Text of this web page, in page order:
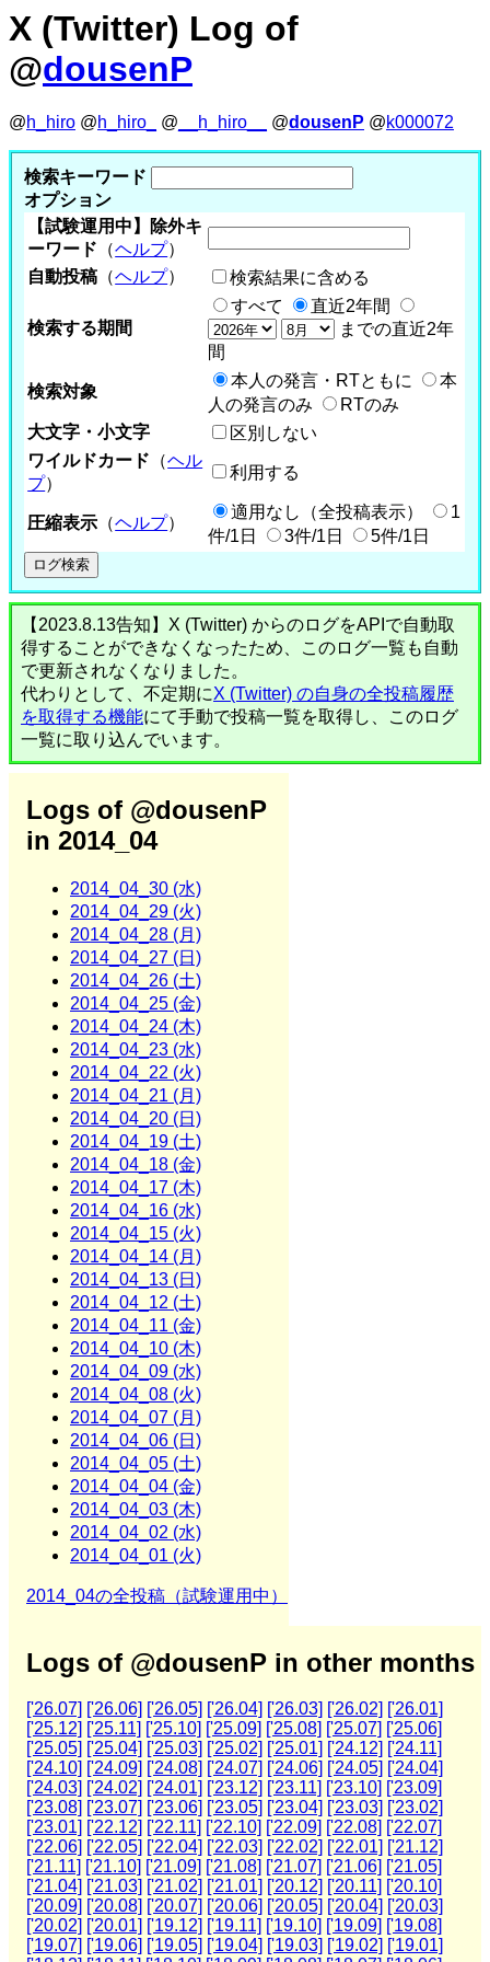
X (Twitter) Log of
@dousenP
@h_hiro @h_hiro_ @ __h_hiro__ @dousenP @k000072
検索キーワード
オプション
【試験運用中】除外キ
ーワード （ヘルプ）
自動投稿 （ヘルプ） 検索結果に含める
検索する期間
すべて
直近2年間
までの直近2年
間
検索対象
本人の発言・RTともに
本
人の発言のみ
RTのみ
大文字・小文字
区別しない
ワイルドカード （ヘル
プ）
利用する
圧縮表示 （ヘルプ）
適用なし（全投稿表示）
1
件/1日
3件/1日 5件/1日
【2023.8.13告知】X (Twitter) からのログをAPIで自動取
得することができなくなったため、このログ一覧も自動
で更新されなくなりました。
代わりとして、不定期にX (Twitter) の自身の全投稿履歴
を取得する機能にて手動で投稿一覧を取得し、このログ
一覧に取り込んでいます。
Logs of @dousenP
in 2014_04
2014_04_30 (水)
2014_04_29 (火)
2014_04_28 (月)
2014_04_27 (日)
2014_04_26 (土)
2014_04_25 (金)
2014_04_24 (木)
2014_04_23 (水)
2014_04_22 (火)
2014_04_21 (月)
2014_04_20 (日)
2014_04_19 (土)
2014_04_18 (金)
2014_04_17 (木)
2014_04_16 (水)
2014_04_15 (火)
2014_04_14 (月)
2014_04_13 (日)
2014_04_12 (土)
2014_04_11 (金)
2014_04_10 (木)
2014_04_09 (水)
2014_04_08 (火)
2014_04_07 (月)
2014_04_06 (日)
2014_04_05 (土)
2014_04_04 (金)
2014_04_03 (木)
2014_04_02 (水)
2014_04_01 (火)
2014_04の全投稿（試験運用中）
Logs of @dousenP in other months
['26.07] ['26.06] ['26.05] ['26.04] ['26.03] ['26.02] ['26.01]
['25.12] ['25.11] ['25.10] ['25.09] ['25.08] ['25.07] ['25.06]
['25.05] ['25.04] ['25.03] ['25.02] ['25.01] ['24.12] ['24.11]
['24.10] ['24.09] ['24.08] ['24.07] ['24.06] ['24.05] ['24.04]
['24.03] ['24.02] ['24.01] ['23.12] ['23.11] ['23.10] ['23.09]
['23.08] ['23.07] ['23.06] ['23.05] ['23.04] ['23.03] ['23.02]
['23.01] ['22.12] ['22.11] ['22.10] ['22.09] ['22.08] ['22.07]
['22.06] ['22.05] ['22.04] ['22.03] ['22.02] ['22.01] ['21.12]
['21.11] ['21.10] ['21.09] ['21.08] ['21.07] ['21.06] ['21.05]
['21.04] ['21.03] ['21.02] ['21.01] ['20.12] ['20.11] ['20.10]
['20.09] ['20.08] ['20.07] ['20.06] ['20.05] ['20.04] ['20.03]
['20.02] ['20.01] ['19.12] ['19.11] ['19.10] ['19.09] ['19.08]
['19.07] ['19.06] ['19.05] ['19.04] ['19.03] ['19.02] ['19.01]